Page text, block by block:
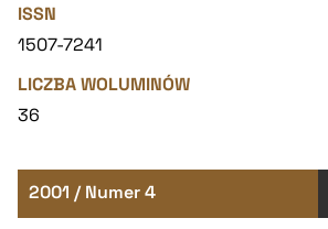
ISSN
1507-7241
LICZBA WOLUMINÓW
36
2001 / Numer 4